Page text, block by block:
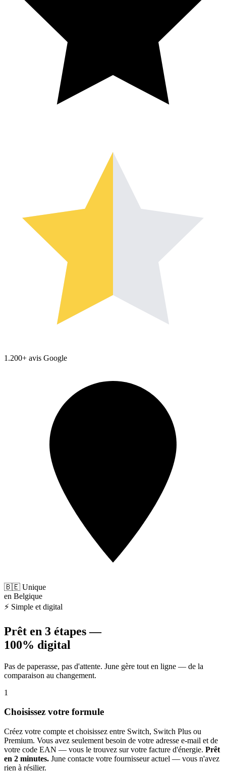
1.200+ avis Google
🇧🇪 Unique
en Belgique
⚡ Simple et digital
Prêt en 3 étapes —
100% digital
Pas de paperasse, pas d'attente. June gère tout en ligne — de la
comparaison au changement.
1
Choisissez votre formule
Créez votre compte et choisissez entre Switch, Switch Plus ou
Premium. Vous avez seulement besoin de votre adresse e-mail et de
votre code EAN — vous le trouvez sur votre facture d'énergie. Prêt
en 2 minutes. June contacte votre fournisseur actuel — vous n'avez
rien à résilier.